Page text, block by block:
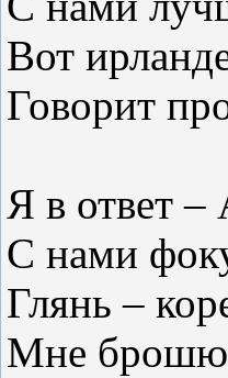
Вот
Говорит
Я в ответ
С нами
Глянь –
Мне